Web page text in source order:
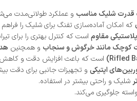
قدرت شلیک مناسب و عملکرد طولانی‌مدت
که امکان آماده‌سازی تفنگ برای شلیک را
مقاوم است که کنترل بهتری را برای
کوچک مانند خرگوش و سنجاب و همچنین
است که باعث افزایش دقت و کاهش
اپتیکی و تجهیزات جانبی برای دقت
شلیک و راحتی بیشتر در استفاده.
جلوگیری می‌کند.